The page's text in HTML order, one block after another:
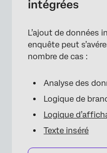
intégrées
L’ajout de données
enquête peut
nombre de cas :
Analyse des
Logique de
Logique
Texte inséré